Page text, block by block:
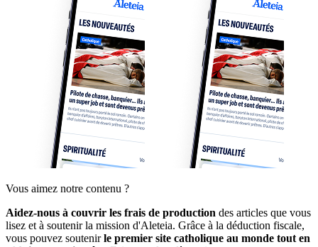
Vous aimez notre contenu ?
Aidez-nous à couvrir les frais de production des articles que vous
lisez et à soutenir la mission d'Aleteia. Grâce à la déduction fiscale,
vous pouvez soutenirle premier site catholique au monde tout en